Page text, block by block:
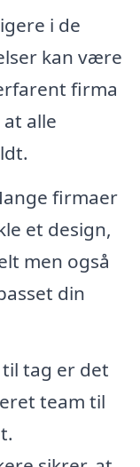
i de
kan være
firma
alle
firmaer
et design,
men også
din
tag er det
team til